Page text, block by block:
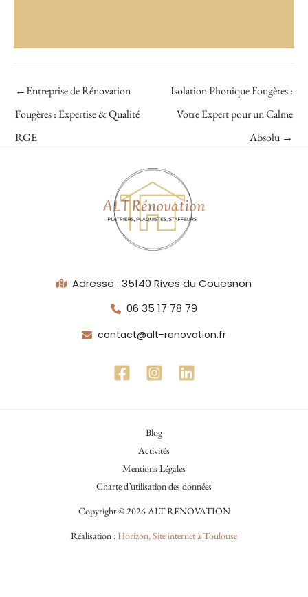
←Entreprise de Rénovation
Fougères : Expertise & Qualité
RGE
Isolation Phonique Fougères :
Votre Expert pour un Calme
Absolu →
Adresse : 35140 Rives du Couesnon
06 35 17 78 79
contact@alt-renovation.fr
Blog
Activités
Mentions Légales
Charte d’utilisation des données
Copyright © 2026 ALT RENOVATION
Réalisation : Horizon, Site internet à Toulouse